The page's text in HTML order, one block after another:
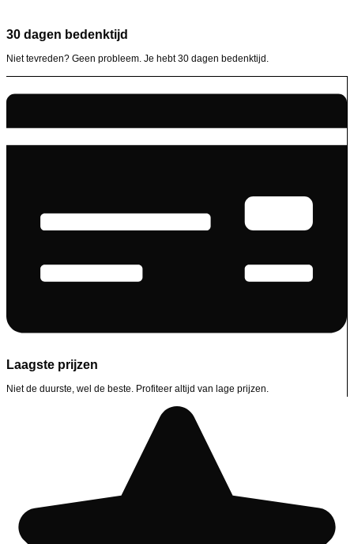
30 dagen bedenktijd
Niet tevreden? Geen probleem. Je hebt 30 dagen bedenktijd.
Laagste prijzen
Niet de duurste, wel de beste. Profiteer altijd van lage prijzen.